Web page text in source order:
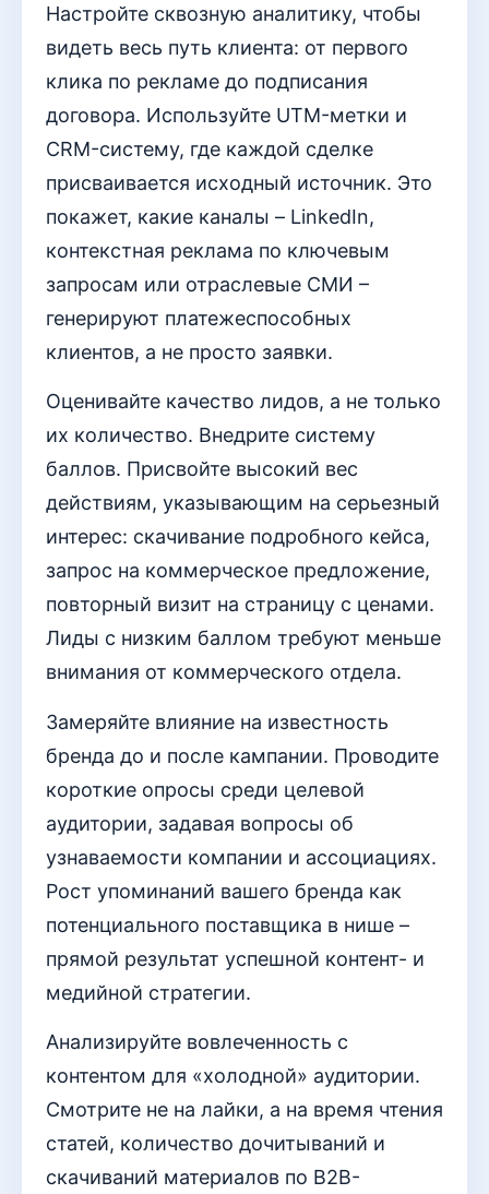
Настройте сквозную аналитику, чтобы
видеть весь путь клиента: от первого
клика по рекламе до подписания
договора. Используйте UTM-метки и
CRM-систему, где каждой сделке
присваивается исходный источник. Это
покажет, какие каналы – LinkedIn,
контекстная реклама по ключевым
запросам или отраслевые СМИ –
генерируют платежеспособных
клиентов, а не просто заявки.
Оценивайте качество лидов, а не только
их количество. Внедрите систему
баллов. Присвойте высокий вес
действиям, указывающим на серьезный
интерес: скачивание подробного кейса,
запрос на коммерческое предложение,
повторный визит на страницу с ценами.
Лиды с низким баллом требуют меньше
внимания от коммерческого отдела.
Замеряйте влияние на известность
бренда до и после кампании. Проводите
короткие опросы среди целевой
аудитории, задавая вопросы об
узнаваемости компании и ассоциациях.
Рост упоминаний вашего бренда как
потенциального поставщика в нише –
прямой результат успешной контент- и
медийной стратегии.
Анализируйте вовлеченность с
контентом для «холодной» аудитории.
Смотрите не на лайки, а на время чтения
статей, количество дочитываний и
скачиваний материалов по B2B-